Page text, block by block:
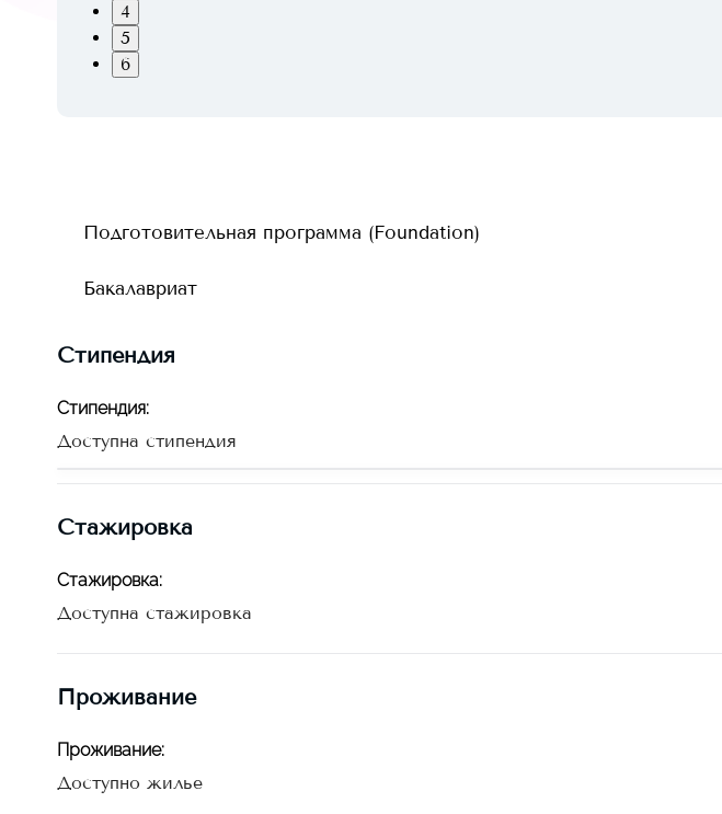
4
5
6
Подготовительная программа (Foundation)
Бакалавриат
Стипендия
Стипендия:
Доступна стипендия
Стажировка
Стажировка:
Доступна стажировка
Проживание
Проживание:
Доступно жилье